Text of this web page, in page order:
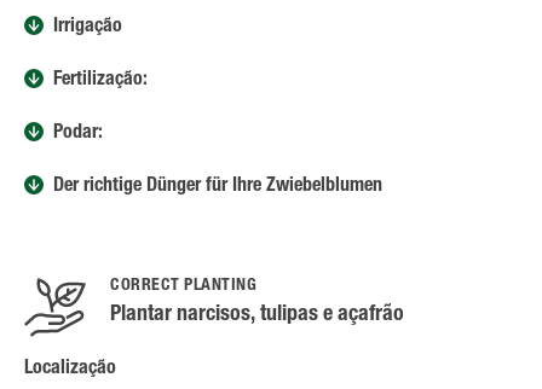
Irrigação
Fertilização:
Podar:
Der richtige Dünger für Ihre Zwiebelblumen
CORRECT PLANTING
Plantar narcisos, tulipas e açafrão
Localização